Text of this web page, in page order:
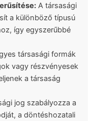
A társasági
a különböző típusú
így egyszerűbbé
társasági formák
vagy részvényesek
a társaság
jog szabályozza a
a döntéshozatali